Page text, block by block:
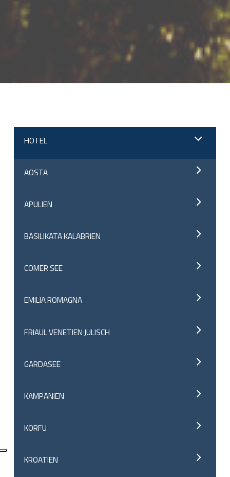
HOTEL
AOSTA
APULIEN
BASILIKATA KALABRIEN
COMER SEE
EMILIA ROMAGNA
FRIAUL VENETIEN JULISCH
GARDASEE
KAMPANIEN
KORFU
KROATIEN